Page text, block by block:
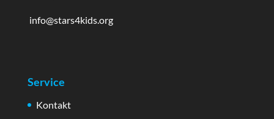
info@stars4kids.org
Service
Kontakt